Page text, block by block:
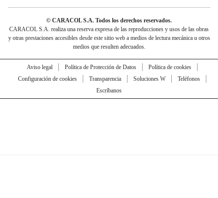
© CARACOL S.A. Todos los derechos reservados.
CARACOL S.A. realiza una reserva expresa de las reproducciones y usos de las obras
y otras prestaciones accesibles desde este sitio web a medios de lectura mecánica u otros
medios que resulten adecuados.
Aviso legal Política de Protección de Datos
Política de cookies
Configuración de cookies
Transparencia Soluciones W
Teléfonos
Escríbanos